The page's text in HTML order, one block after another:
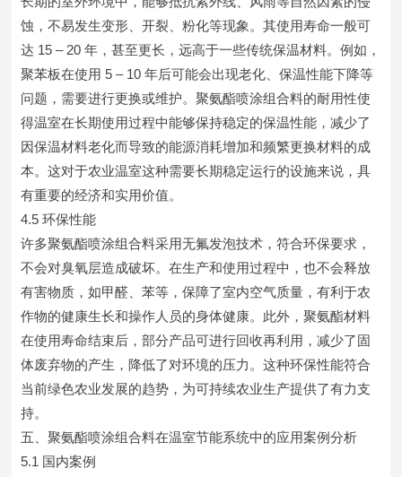
蚀，不易发生变形、开裂、粉化等现象。其使用寿命一般可
达 15 – 20 年，甚至更长，远高于一些传统保温材料。例如，
聚苯板在使用 5 – 10 年后可能会出现老化、保温性能下降等
问题，需要进行更换或维护。聚氨酯喷涂组合料的耐用性使
得温室在长期使用过程中能够保持稳定的保温性能，减少了
因保温材料老化而导致的能源消耗增加和频繁更换材料的成
本。这对于农业温室这种需要长期稳定运行的设施来说，具
有重要的经济和实用价值。
4.5 环保性能
许多聚氨酯喷涂组合料采用无氟发泡技术，符合环保要求，
不会对臭氧层造成破坏。在生产和使用过程中，也不会释放
有害物质，如甲醛、苯等，保障了室内空气质量，有利于农
作物的健康生长和操作人员的身体健康。此外，聚氨酯材料
在使用寿命结束后，部分产品可进行回收再利用，减少了固
体废弃物的产生，降低了对环境的压力。这种环保性能符合
当前绿色农业发展的趋势，为可持续农业生产提供了有力支
持。
五、聚氨酯喷涂组合料在温室节能系统中的应用案例分析
5.1 国内案例